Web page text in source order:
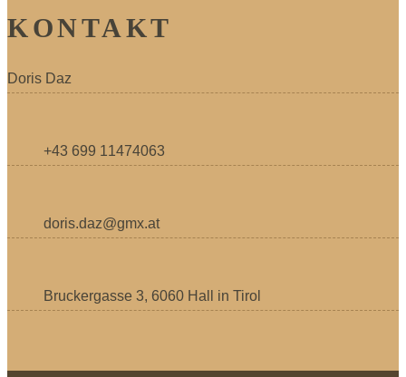
KONTAKT
Doris Daz
+43 699 11474063
doris.daz@gmx.at
Bruckergasse 3, 6060 Hall in Tirol